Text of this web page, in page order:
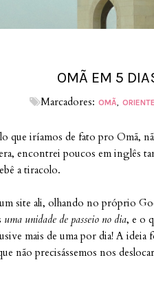
OMÃ EM 5
Marcadores: OMÃ
que iríamos de fato pro Omã,
encontrei poucos em inglês
a tiracolo.
site ali, olhando no próprio
uma unidade de passeio no dia, e o
mais de uma por dia! A
não precisássemos nos